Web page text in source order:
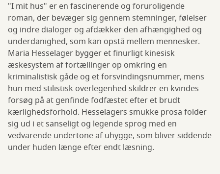
"I mit hus" er en fascinerende og foruroligende
roman, der bevæger sig gennem stemninger, følelser
og indre dialoger og afdækker den afhængighed og
underdanighed, som kan opstå mellem mennesker.
Maria Hesselager bygger et finurligt kinesisk
æskesystem af fortællinger op omkring en
kriminalistisk gåde og et forsvindingsnummer, mens
hun med stilistisk overlegenhed skildrer en kvindes
forsøg på at genfinde fodfæstet efter et brudt
kærlighedsforhold. Hesselagers smukke prosa folder
sig ud i et sanseligt og legende sprog med en
vedvarende undertone af uhygge, som bliver siddende
under huden længe efter endt læsning.